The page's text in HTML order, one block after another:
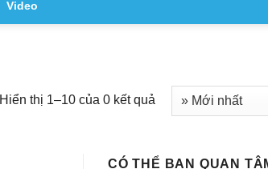
Video
Hiển thị 1–10 của 0 kết quả
CÓ THỂ BẠN QUAN